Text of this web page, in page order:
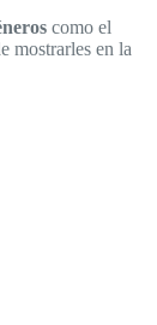
como el
mostrarles en la